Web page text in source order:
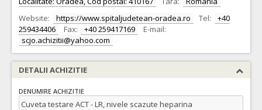
Website:
https://www.spitaljudetean-oradea.ro Tel:
+40
259434406
Fax: +40 259417169
E-mail:
scjo.achizitii@yahoo.com
DETALII ACHIZITIE
DENUMIRE ACHIZITIE
Cuveta testare ACT - LR, nivele scazute heparina